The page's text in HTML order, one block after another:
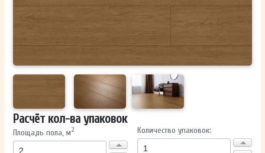
Расчёт кол-ва упаковок
Площадь пола, м2 Количество упаковок: